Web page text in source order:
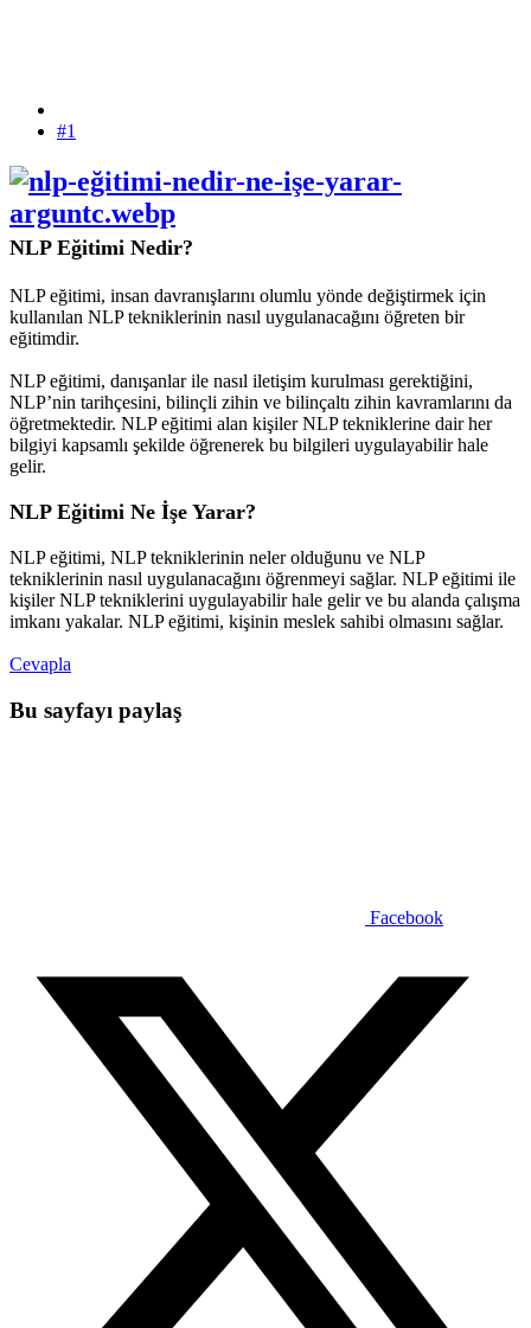
#1
NLP Eğitimi Nedir?
NLP eğitimi, insan davranışlarını olumlu yönde değiştirmek için
kullanılan NLP tekniklerinin nasıl uygulanacağını öğreten bir
eğitimdir.
NLP eğitimi, danışanlar ile nasıl iletişim kurulması gerektiğini,
NLP’nin tarihçesini, bilinçli zihin ve bilinçaltı zihin kavramlarını da
öğretmektedir. NLP eğitimi alan kişiler NLP tekniklerine dair her
bilgiyi kapsamlı şekilde öğrenerek bu bilgileri uygulayabilir hale
gelir.
NLP Eğitimi Ne İşe Yarar?
NLP eğitimi, NLP tekniklerinin neler olduğunu ve NLP
tekniklerinin nasıl uygulanacağını öğrenmeyi sağlar. NLP eğitimi ile
kişiler NLP tekniklerini uygulayabilir hale gelir ve bu alanda çalışma
imkanı yakalar. NLP eğitimi, kişinin meslek sahibi olmasını sağlar.
Cevapla
Bu sayfayı paylaş
Facebook